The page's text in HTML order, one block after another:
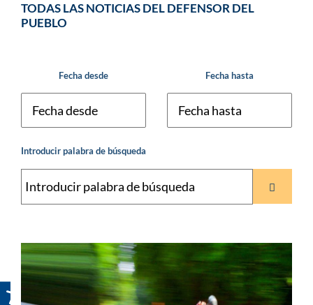
TODAS LAS NOTICIAS DEL DEFENSOR DEL
PUEBLO
Fecha desde Fecha hasta
Introducir palabra de búsqueda